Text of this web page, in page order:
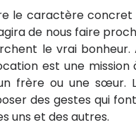
le caractère
de nous faire
le vrai bonheur.
est une
frère ou une sœur.
des gestes qui
uns et des autres.